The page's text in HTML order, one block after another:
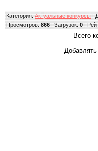
Категория: Актуальные конкурсы
Просмотров: 866 Загрузок: 0
Всего